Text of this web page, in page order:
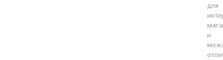
для
и